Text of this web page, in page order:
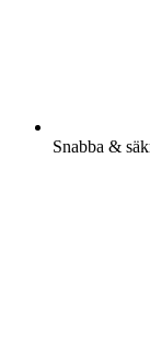
Snabba &